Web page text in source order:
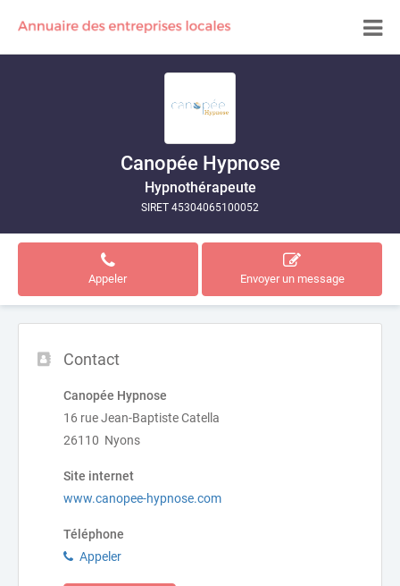
Canopée Hypnose
Hypnothérapeute
SIRET 45304065100052
Appeler Envoyer un message
Contact
Canopée Hypnose
16 rue Jean-Baptiste Catella
26110 Nyons
Site internet
www.canopee-hypnose.com
Téléphone
Appeler